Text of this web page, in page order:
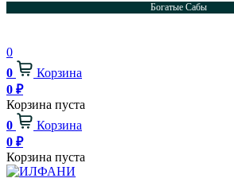
Богатые Сабы
0
0
Корзина
0 ₽
Корзина пуста
0
Корзина
0 ₽
Корзина пуста